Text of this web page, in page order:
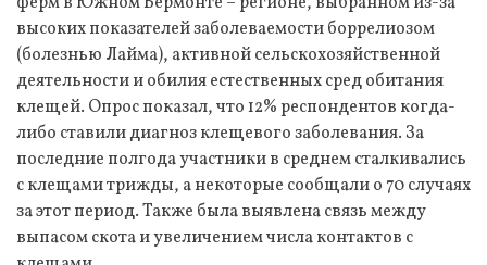
высоких показателей заболеваемости боррелиозом
(болезнью Лайма), активной сельскохозяйственной
деятельности и обилия естественных сред обитания
клещей. Опрос показал, что 12% респондентов когда-
либо ставили диагноз клещевого заболевания. За
последние полгода участники в среднем сталкивались
с клещами трижды, а некоторые сообщали о 70 случаях
за этот период. Также была выявлена связь между
выпасом скота и увеличением числа контактов с